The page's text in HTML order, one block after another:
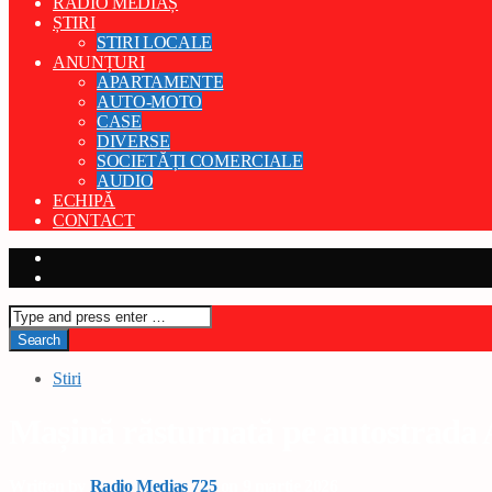
ȘTIRI
STIRI LOCALE
ANUNȚURI
APARTAMENTE
AUTO-MOTO
CASE
DIVERSE
SOCIETĂȚI COMERCIALE
AUDIO
ECHIPĂ
CONTACT
Stiri
Radio Medias 725on 9 martie 2026